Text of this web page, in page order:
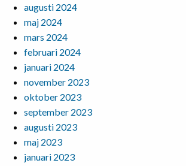
augusti 2024
maj 2024
mars 2024
februari 2024
januari 2024
november 2023
oktober 2023
september 2023
augusti 2023
maj 2023
januari 2023